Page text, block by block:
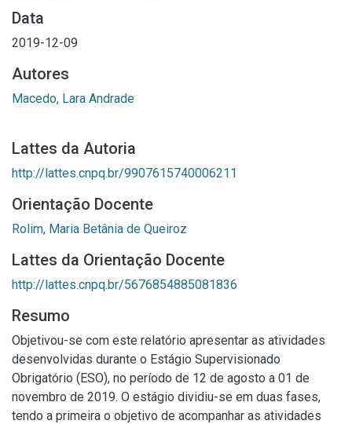
Data
2019-12-09
Autores
Macedo, Lara Andrade
Lattes da Autoria
http://lattes.cnpq.br/9907615740006211
Orientação Docente
Rolim, Maria Betânia de Queiroz
Lattes da Orientação Docente
http://lattes.cnpq.br/5676854885081836
Resumo
Objetivou-se com este relatório apresentar as atividades
desenvolvidas durante o Estágio Supervisionado
Obrigatório (ESO), no período de 12 de agosto a 01 de
novembro de 2019. O estágio dividiu-se em duas fases,
tendo a primeira o objetivo de acompanhar as atividades